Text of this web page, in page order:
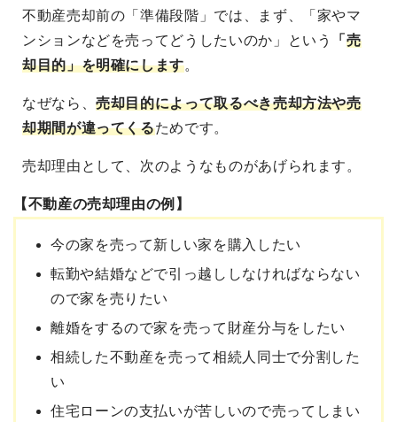
不動産売却前の「準備段階」では、まず、「家やマ
ンションなどを売ってどうしたいのか」という
「売
却目的」を明確にします。
なぜなら、売却目的によって取るべき売却方法や売
却期間が違ってくるためです。
売却理由として、次のようなものがあげられます。
【不動産の売却理由の例】
今の家を売って新しい家を購入したい
転勤や結婚などで引っ越ししなければならない
ので家を売りたい
離婚をするので家を売って財産分与をしたい
相続した不動産を売って相続人同士で分割した
い
住宅ローンの支払いが苦しいので売ってしまい